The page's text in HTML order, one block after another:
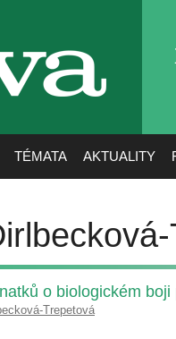
TÉMATA AKTUALITY
o biologickém
Trepetová